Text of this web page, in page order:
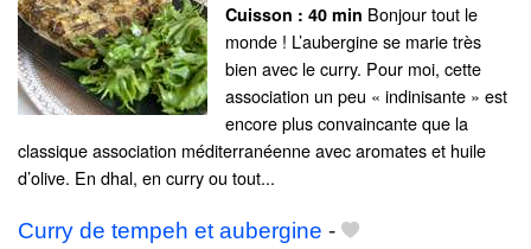
Cuisson : 40 min Bonjour tout le
monde ! L’aubergine se marie très
bien avec le curry. Pour moi, cette
association un peu « indinisante » est
encore plus convaincante que la
classique association méditerranéenne avec aromates et huile
d’olive. En dhal, en curry ou tout...
Curry de tempeh et aubergine -